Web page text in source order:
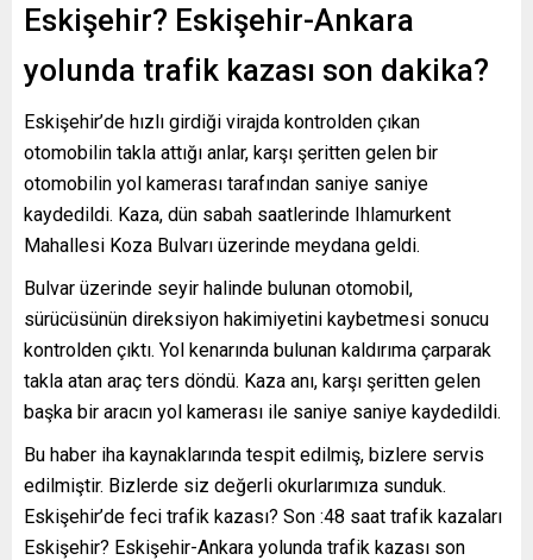
Eskişehir? Eskişehir-Ankara
yolunda trafik kazası son dakika?
Eskişehir’de hızlı girdiği virajda kontrolden çıkan
otomobilin takla attığı anlar, karşı şeritten gelen bir
otomobilin yol kamerası tarafından saniye saniye
kaydedildi. Kaza, dün sabah saatlerinde Ihlamurkent
Mahallesi Koza Bulvarı üzerinde meydana geldi.
Bulvar üzerinde seyir halinde bulunan otomobil,
sürücüsünün direksiyon hakimiyetini kaybetmesi sonucu
kontrolden çıktı. Yol kenarında bulunan kaldırıma çarparak
takla atan araç ters döndü. Kaza anı, karşı şeritten gelen
başka bir aracın yol kamerası ile saniye saniye kaydedildi.
Bu haber iha kaynaklarında tespit edilmiş, bizlere servis
edilmiştir. Bizlerde siz değerli okurlarımıza sunduk.
Eskişehir’de feci trafik kazası? Son :48 saat trafik kazaları
Eskişehir? Eskişehir-Ankara yolunda trafik kazası son